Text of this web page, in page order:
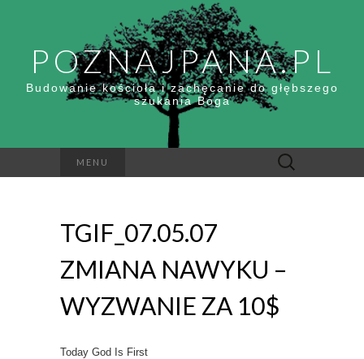
POZNAJPANA.PL
Budowanie kościoła i zachęcanie do głębszego
szukania Boga
MENU Szukaj:
TGIF_07.05.07
ZMIANA NAWYKU –
WYZWANIE ZA 10$
Today God Is First